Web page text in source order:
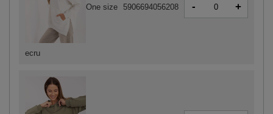
ecru
One size 5906694056208 - +